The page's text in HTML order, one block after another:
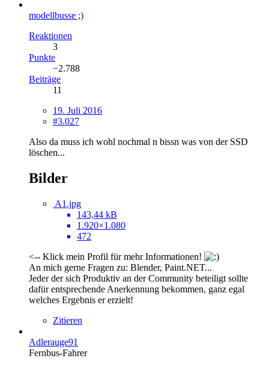
modellbusse ;)
Reaktionen
3
Punkte
−2.788
Beiträge
11
19. Juli 2016
#3.027
Also da muss ich wohl nochmal n bissn was von der SSD
löschen...
Bilder
A1.jpg
143,44 kB
1.920×1.080
472
<-- Klick mein Profil für mehr Informationen!
An mich gerne Fragen zu: Blender, Paint.NET...
Jeder der sich Produktiv an der Community beteiligt sollte
dafür entsprechende Anerkennung bekommen, ganz egal
welches Ergebnis er erzielt!
Zitieren
Adlerauge91
Fernbus-Fahrer